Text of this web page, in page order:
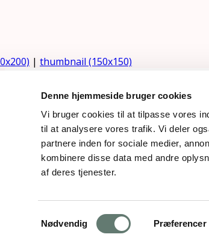
Denne hjemmeside bruger cookies
Vi bruger cookies til at tilpasse vores
til at analysere vores trafik. Vi deler
partnere inden for sociale medier,
kombinere disse data med andre
af deres tjenester.
Samtykkevalg
Nødvendig Præferencer
| thumbnail (150x150)
Mothering Guiding | CVR 28237618 |
Copyright 2026 – Rose Maimonide. All